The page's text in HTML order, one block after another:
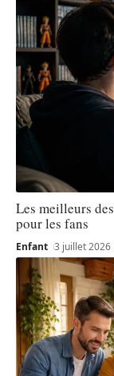
Les meilleurs
pour les fans
Enfant 3 juillet 2026